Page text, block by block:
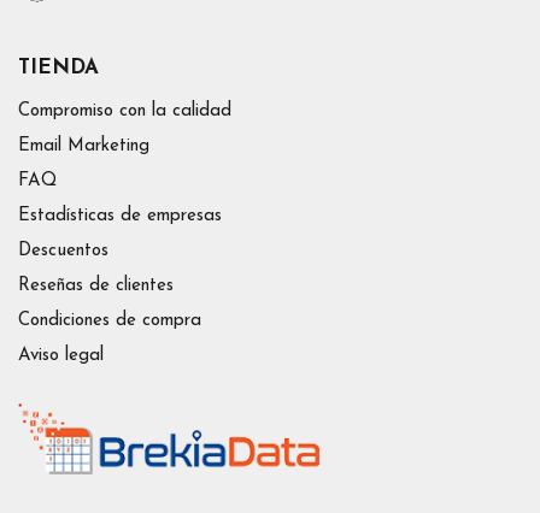
TIENDA
Compromiso con la calidad
Email Marketing
FAQ
Estadísticas de empresas
Descuentos
Reseñas de clientes
Condiciones de compra
Aviso legal